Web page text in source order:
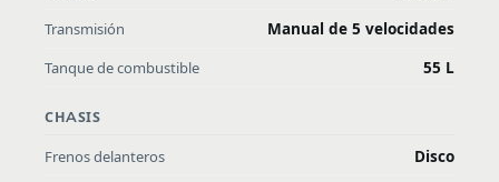
Transmisión Manual de 5 velocidades
Tanque de combustible 55 L
CHASIS
Frenos delanteros Disco